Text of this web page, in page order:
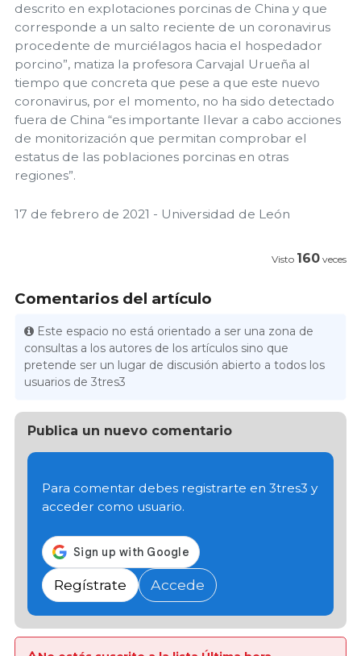
descrito en explotaciones porcinas de China y que
corresponde a un salto reciente de un coronavirus
procedente de murciélagos hacia el hospedador
porcino”, matiza la profesora Carvajal Urueña al
tiempo que concreta que pese a que este nuevo
coronavirus, por el momento, no ha sido detectado
fuera de China “es importante llevar a cabo acciones
de monitorización que permitan comprobar el
estatus de las poblaciones porcinas en otras
regiones”.
17 de febrero de 2021 - Universidad de León
Visto 160 veces
Comentarios del artículo
Este espacio no está orientado a ser una zona de
consultas a los autores de los artículos sino que
pretende ser un lugar de discusión abierto a todos los
usuarios de 3tres3
Publica un nuevo comentario
Para comentar debes registrarte en 3tres3 y
acceder como usuario.
Regístrate Accede